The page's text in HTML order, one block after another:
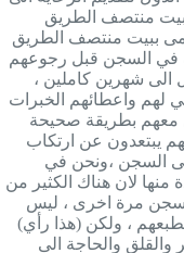
منتصف الطريق
ببيت منتصف الطريق
في السجن قبل رجوعهم
الى شهرين كاملين ،
لهم واعطائهم الخبرات
معهم بطريقة صحيحة
يبتعدون عن ارتكاب
السجن ،ونحن في
منها لان هناك الكثير من
مرة اخرى ، ليس
، ولكن (هذا رأي)
والقلق والحاجة الى